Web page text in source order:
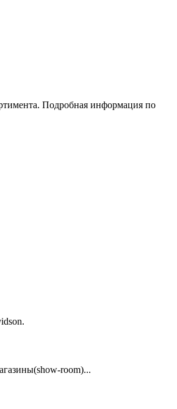
Подробная информация по
room)...